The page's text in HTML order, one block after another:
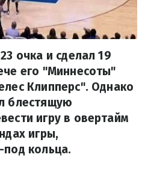
очка и сделал 19
его "Миннесоты"
Клипперс". Однако
блестящую
игру в овертайм
игры,
кольца.